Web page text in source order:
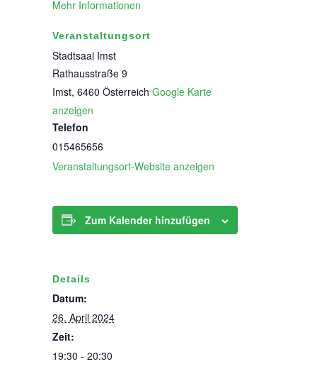
Veranstaltungsort
Stadtsaal Imst
Rathausstraße 9
Imst, 6460 Österreich Google Karte
anzeigen
Telefon
015465656
Veranstaltungsort-Website anzeigen
Mehr Informationen
Zum Kalender hinzufügen
Details
Datum:
26. April 2024
Zeit:
19:30 - 20:30